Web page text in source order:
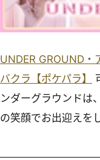
UNDER GROUND・
バクラ【ポケパラ】
ンダーグラウンドは
の笑顔でお出迎えを